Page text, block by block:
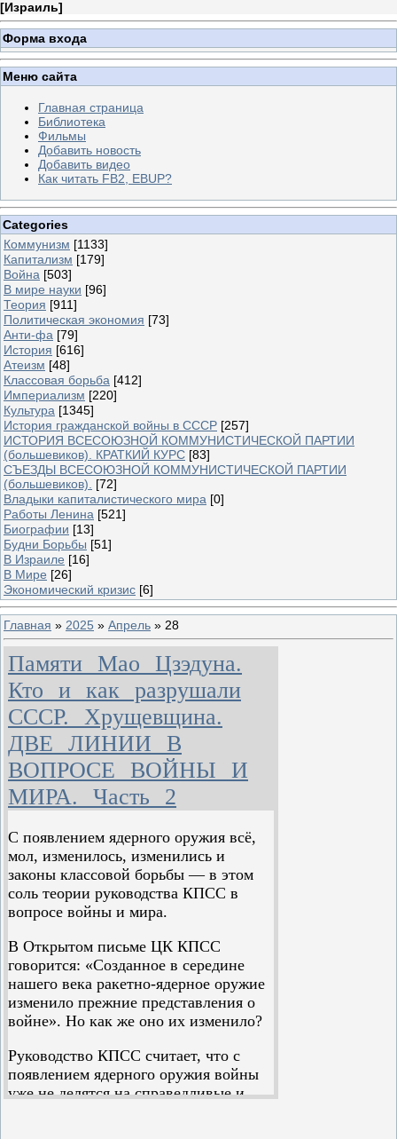
[Израиль]
Форма входа
Меню сайта
Главная страница
Библиотека
Фильмы
Добавить новость
Добавить видео
Как читать FB2, EBUP?
Categories
Коммунизм [1133]
Капитализм [179]
Война [503]
В мире науки [96]
Теория [911]
Политическая экономия [73]
Анти-фа [79]
История [616]
Атеизм [48]
Классовая борьба [412]
Империализм [220]
Культура [1345]
История гражданской войны в СССР [257]
ИСТОРИЯ ВСЕСОЮЗНОЙ КОММУНИСТИЧЕСКОЙ ПАРТИИ
(большевиков). КРАТКИЙ КУРС [83]
СЪЕЗДЫ ВСЕСОЮЗНОЙ КОММУНИСТИЧЕСКОЙ ПАРТИИ
(большевиков).
[72]
Владыки капиталистического мира [0]
Работы Ленина [521]
Биографии [13]
Будни Борьбы [51]
В Израиле [16]
В Мире [26]
Экономический кризис [6]
Главная » 2025 » Апрель » 28
Памяти Мао Цзэдуна.
Кто и как разрушали
СССР. Хрущевщина.
ДВЕ ЛИНИИ В
ВОПРОСЕ ВОЙНЫ И
МИРА. Часть 2
С появлением ядерного оружия всё,
мол, изменилось, изменились и
законы классовой борьбы — в этом
соль теории руководства КПСС в
вопросе войны и мира.
В Открытом письме ЦК КПСС
говорится: «Созданное в середине
нашего века ракетно-ядерное оружие
изменило прежние представления о
войне». Но как же оно их изменило?
Руководство КПСС считает, что с
появлением ядерного оружия войны
уже не делятся на справедливые и